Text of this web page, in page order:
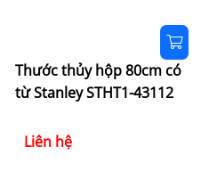
Thước thủy hộp 80cm có
từ Stanley STHT1-43112
Liên hệ